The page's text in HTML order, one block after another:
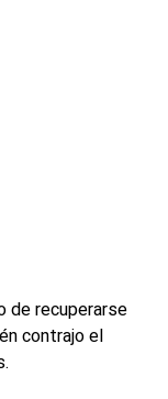
de recuperarse
contrajo el